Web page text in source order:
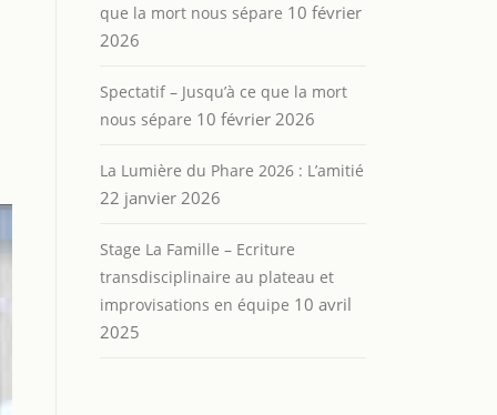
que la mort nous sépare 10 février
2026
Spectatif – Jusqu’à ce que la mort
nous sépare 10 février 2026
La Lumière du Phare 2026 : L’amitié
22 janvier 2026
Stage La Famille – Ecriture
transdisciplinaire au plateau et
improvisations en équipe 10 avril
2025